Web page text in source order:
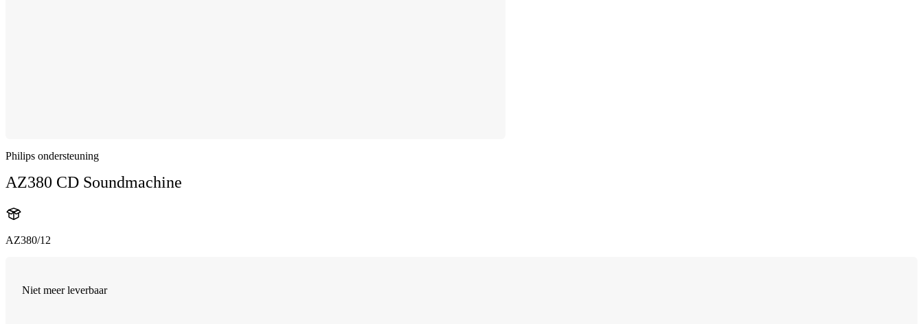
Philips ondersteuning
AZ380 CD Soundmachine
AZ380/12
Niet meer leverbaar